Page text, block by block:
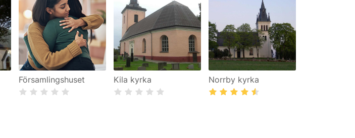
Församlingshuset Kila kyrka Norrby kyrka